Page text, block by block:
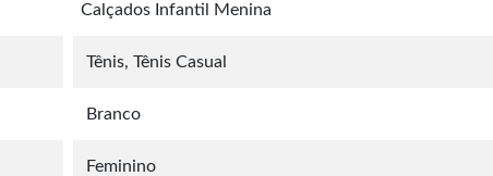
Calçados Infantil Menina
Tênis, Tênis Casual
Branco
Feminino